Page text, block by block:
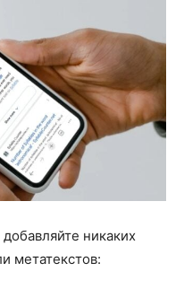
никаких
метатекстов: